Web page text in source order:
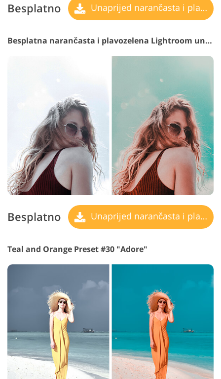
Besplatno Unaprijed narančasta i plavozelena
Besplatna narančasta i plavozelena Lightroom unaprijed postavljena #29 "Haze"
Besplatno Unaprijed narančasta i plavozelena
Teal and Orange Preset #30 "Adore"